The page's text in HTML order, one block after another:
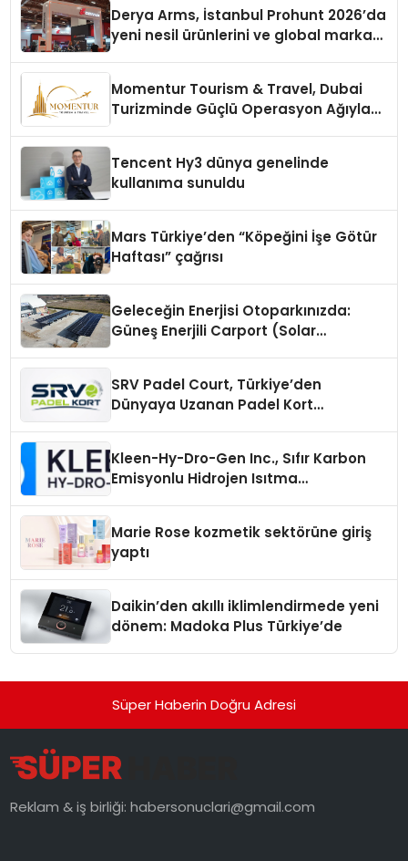
Derya Arms, İstanbul Prohunt 2026’da
yeni nesil ürünlerini ve global marka
Momentur Tourism & Travel, Dubai
Turizminde Güçlü Operasyon Ağıyla
Tencent Hy3 dünya genelinde
kullanıma sunuldu
Mars Türkiye’den “Köpeğini İşe Götür
Haftası” çağrısı
Geleceğin Enerjisi Otoparkınızda:
Güneş Enerjili Carport (Solar
SRV Padel Court, Türkiye’den
Dünyaya Uzanan Padel Kort
Kleen-Hy-Dro-Gen Inc., Sıfır Karbon
Emisyonlu Hidrojen Isıtma
Marie Rose kozmetik sektörüne giriş
yaptı
Daikin’den akıllı iklimlendirmede yeni
dönem: Madoka Plus Türkiye’de
Süper Haberin Doğru Adresi
Reklam & iş birliği:habersonuclari@gmail.com